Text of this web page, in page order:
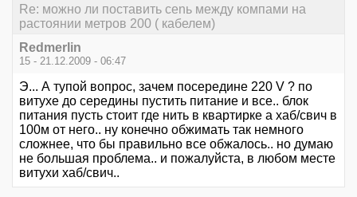
Re: можно ли поставить сеnь между компами на
растоянии метров 200 ( кабелем)
Redmerlin
15 - 21.12.2009 - 06:47
Э... А тупой вопрос, зачем посередине 220 V ? по
витухе до середины пустить питание и все.. блок
питания пусть стоит где нить в квартирке а хаб/свич в
100м от него.. ну конечно обжимать так немного
сложнее, что бы правильно все обжалось.. но думаю
не большая проблема.. и пожалуйста, в любом месте
витухи хаб/свич..